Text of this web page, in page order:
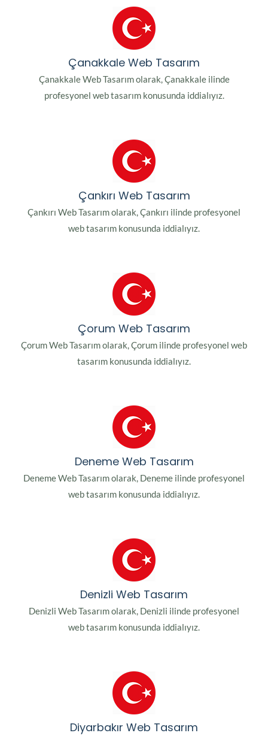
Çanakkale Web Tasarım
Çanakkale Web Tasarım olarak, Çanakkale ilinde
profesyonel web tasarım konusunda iddialıyız.
Çankırı Web Tasarım
Çankırı Web Tasarım olarak, Çankırı ilinde profesyonel
web tasarım konusunda iddialıyız.
Çorum Web Tasarım
Çorum Web Tasarım olarak, Çorum ilinde profesyonel web
tasarım konusunda iddialıyız.
Deneme Web Tasarım
Deneme Web Tasarım olarak, Deneme ilinde profesyonel
web tasarım konusunda iddialıyız.
Denizli Web Tasarım
Denizli Web Tasarım olarak, Denizli ilinde profesyonel
web tasarım konusunda iddialıyız.
Diyarbakır Web Tasarım